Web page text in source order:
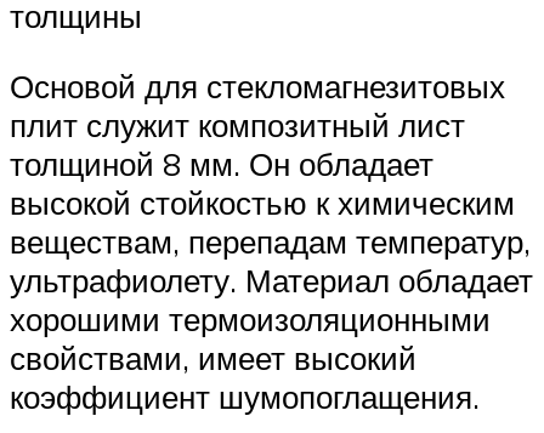
толщины
Основой для стекломагнезитовых
плит служит композитный лист
толщиной 8 мм. Он обладает
высокой стойкостью к химическим
веществам, перепадам температур,
ультрафиолету. Материал обладает
хорошими термоизоляционными
свойствами, имеет высокий
коэффициент шумопоглащения.